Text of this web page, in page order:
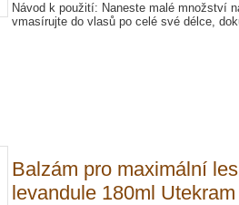
Návod k použití: Naneste malé množství
vmasírujte do vlasů po celé své délce,
Balzám pro maximální
levandule 180ml Utekram